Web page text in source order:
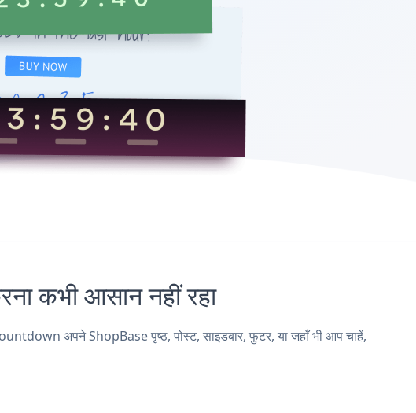
कभी आसान नहीं रहा
अपने ShopBase पृष्ठ, पोस्ट, साइडबार, फुटर, या जहाँ भी आप चाहें,